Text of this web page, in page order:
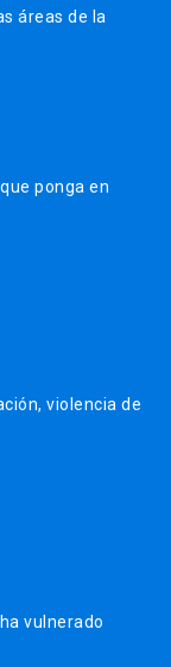
áreas de la
ponga en
violencia de
vulnerado